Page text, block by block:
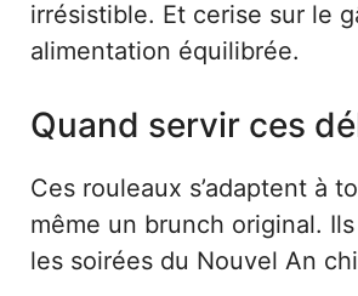
irrésistible. Et cerise sur le
alimentation équilibrée.
Quand servir ces
Ces rouleaux s’adaptent à
même un brunch original.
les soirées du Nouvel An